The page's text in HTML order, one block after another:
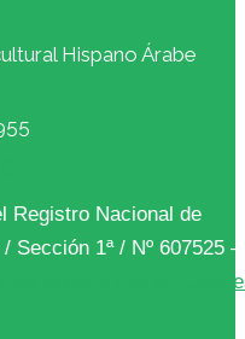
Hispano Árabe
Registro Nacional de
Sección 1ª / Nº 607525
de datos y Ley de